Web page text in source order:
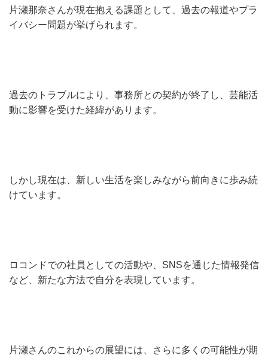
片瀬那奈さんが現在抱える課題として、過去の報道やプラ
イバシー問題が挙げられます。
過去のトラブルにより、事務所との契約が終了し、芸能活
動に影響を受けた経緯があります。
しかし現在は、新しい生活を楽しみながら前向きに歩み続
けています。
ロコンドでの社員としての活動や、SNSを通じた情報発信
など、新たな方法で自分を表現しています。
片瀬さんのこれからの展望には、さらに多くの可能性が期